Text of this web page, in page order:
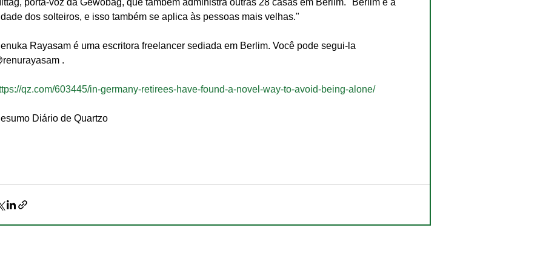
porta-voz da Gewobag, que também administra outras 28 casas em Berlim. "Berlim é a
dos solteiros, e isso também se aplica às pessoas mais velhas."
Rayasam é uma escritora freelancer sediada em Berlim. Você pode segui-la
.
qz.com/603445/in-germany-retirees-have-found-a-novel-way-to-avoid-being-alone/
Diário de Quartzo